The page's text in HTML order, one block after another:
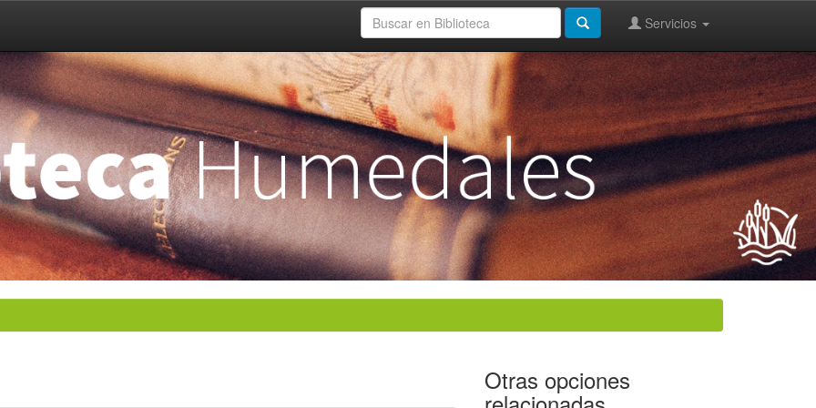
Servicios
Otras opciones